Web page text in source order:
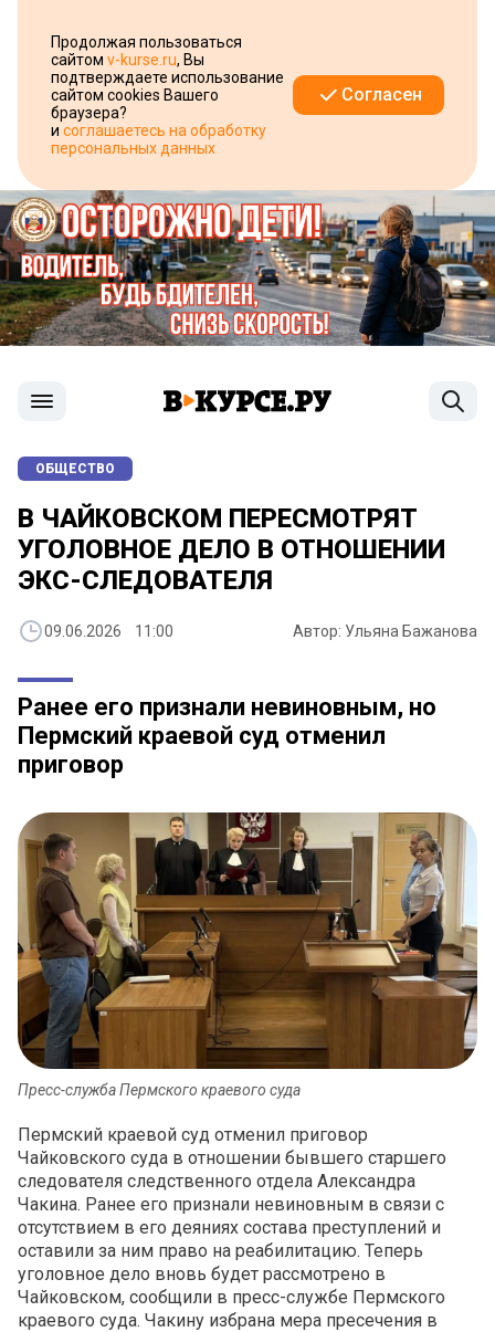
Продолжая пользоваться
сайтом v-kurse.ru, Вы
подтверждаете использование
сайтом cookies Вашего
браузера?
и соглашаетесь на обработку
персональных данных
Согласен
ОБЩЕСТВО
В ЧАЙКОВСКОМ ПЕРЕСМОТРЯТ
УГОЛОВНОЕ ДЕЛО В ОТНОШЕНИИ
ЭКС-СЛЕДОВАТЕЛЯ
09.06.2026 11:00 Автор: Ульяна Бажанова
Ранее его признали невиновным, но
Пермский краевой суд отменил
приговор
Пресс-служба Пермского краевого суда
Пермский краевой суд отменил приговор
Чайковского суда в отношении бывшего старшего
следователя следственного отдела Александра
Чакина. Ранее его признали невиновным в связи с
отсутствием в его деяниях состава преступлений и
оставили за ним право на реабилитацию. Теперь
уголовное дело вновь будет рассмотрено в
Чайковском, сообщили в пресс-службе Пермского
краевого суда. Чакину избрана мера пресечения в